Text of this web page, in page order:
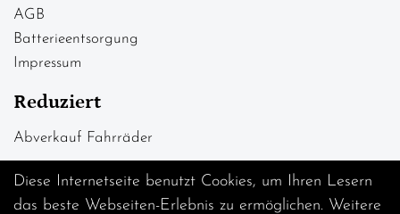
AGB
Batterieentsorgung
Impressum
Reduziert
Abverkauf Fahrräder
Diese Internetseite benutzt Cookies, um Ihren Lesern
das beste Webseiten-Erlebnis zu ermöglichen. Weitere